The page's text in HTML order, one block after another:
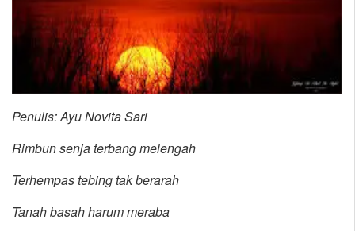
Penulis: Ayu Novita Sari
Rimbun senja terbang melengah
Terhempas tebing tak berarah
Tanah basah harum meraba